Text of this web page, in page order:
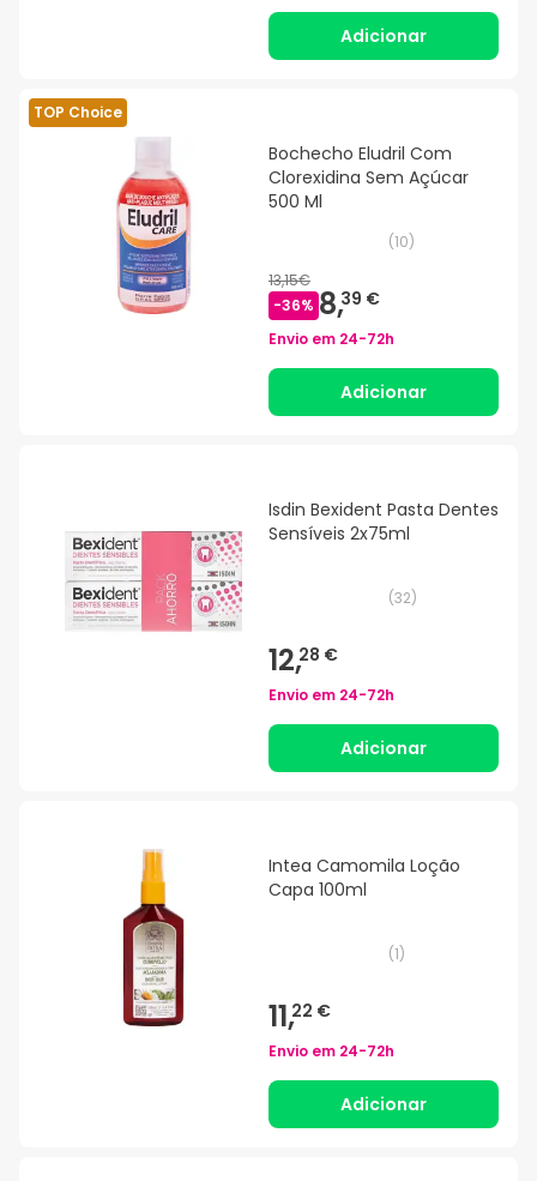
Adicionar
TOP Choice
Bochecho Eludril Com
Clorexidina Sem Açúcar
500 Ml
(10)
13,15€
-36% 8,39 €
Envio em 24-72h
Adicionar
Isdin Bexident Pasta Dentes
Sensíveis 2x75ml
(32)
12,28 €
Envio em 24-72h
Adicionar
Intea Camomila Loção
Capa 100ml
(1)
11,22 €
Envio em 24-72h
Adicionar